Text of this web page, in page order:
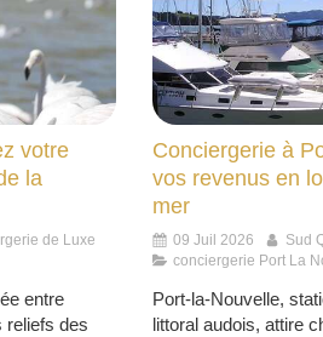
votre
la
de Luxe
entre
reliefs des
Conciergerie à
vos revenus en
mer
09 Juil 2026
Sud
conciergerie Port La
Port-la-Nouvelle,
littoral audois, attire